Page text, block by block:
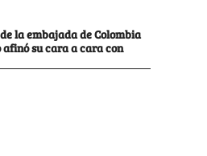
la embajada de Colombia
su cara a cara con